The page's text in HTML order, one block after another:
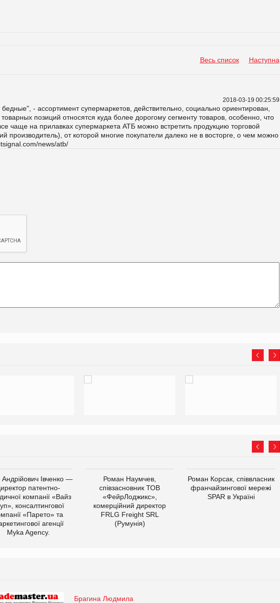
Весь список Наступна
2018-03-19 00:25:59
- ассортимент супермаркетов, действительно, социально ориентирован,
позиций относятся куда более дорогому сегменту товаров, особенно, что
чаще на прилавках супермаркета АТБ можно встретить продукцию торговой
производитель), от которой многие покупатели далеко не в восторге, о чем можно
news/atb/
Івченко —
патентно-
компанії «Вайз
консалтингової
«Парето» та
агенції
Myka Agency.
Роман Наумчев,
співзасновник ТОВ
«ФейрЛоджикс»,
комерційний директор
FRLG Freight SRL
(Румунія)
Роман Корсак, співвласник
франчайзингової мережі
SPAR в Україні
Брагина Людмила